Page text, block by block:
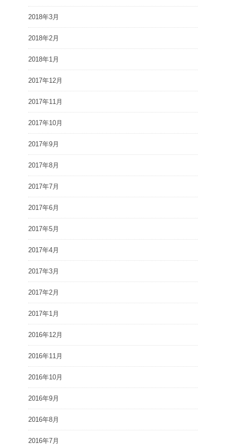
2018年3月
2018年2月
2018年1月
2017年12月
2017年11月
2017年10月
2017年9月
2017年8月
2017年7月
2017年6月
2017年5月
2017年4月
2017年3月
2017年2月
2017年1月
2016年12月
2016年11月
2016年10月
2016年9月
2016年8月
2016年7月